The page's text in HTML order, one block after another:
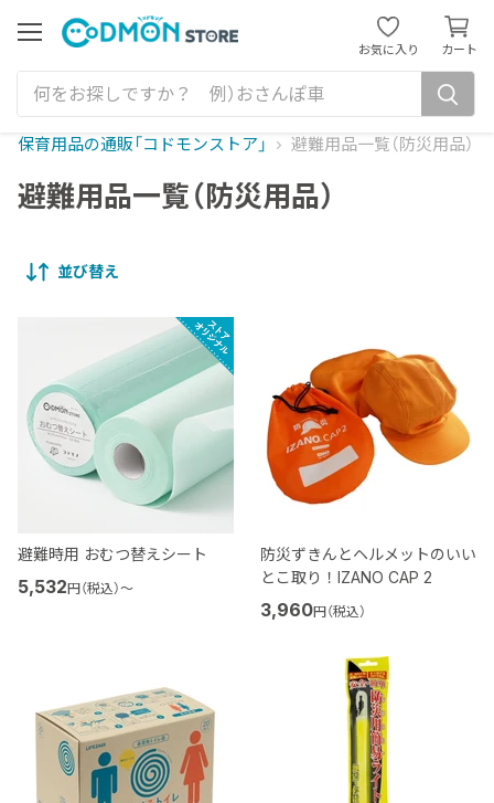
ュ
ー
お気に入り カート
カ
ー
ト
見
る
保育用品の通販「コドモンストア」 避難用品一覧（防災用品）
避難用品一覧（防災用品）
並び替え
避難時用 おむつ替えシート
5,532円（税込）〜
防災ずきんとヘルメットのいい
とこ取り！IZANO CAP 2
3,960円（税込）